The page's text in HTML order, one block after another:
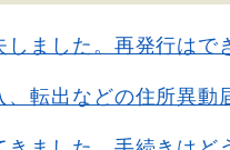
ました。再発行はで
、転出などの住所異動